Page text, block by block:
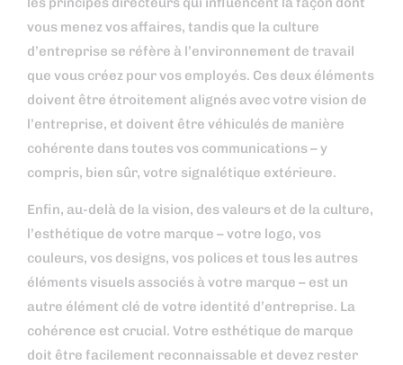
vous menez vos affaires, tandis que la culture
d’entreprise se réfère à l’environnement de travail
que vous créez pour vos employés. Ces deux éléments
doivent être étroitement alignés avec votre vision de
l’entreprise, et doivent être véhiculés de manière
cohérente dans toutes vos communications – y
compris, bien sûr, votre signalétique extérieure.
Enfin, au-delà de la vision, des valeurs et de la culture,
l’esthétique de votre marque – votre logo, vos
couleurs, vos designs, vos polices et tous les autres
éléments visuels associés à votre marque – est un
autre élément clé de votre identité d’entreprise. La
cohérence est crucial. Votre esthétique de marque
doit être facilement reconnaissable et devez rester